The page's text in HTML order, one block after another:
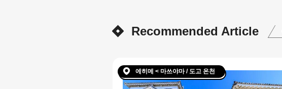
Recommended Article
에히메 < 마쓰야마 / 도고 온천